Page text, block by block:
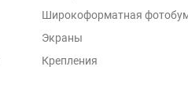
Широкоформатная
Экраны
Крепления